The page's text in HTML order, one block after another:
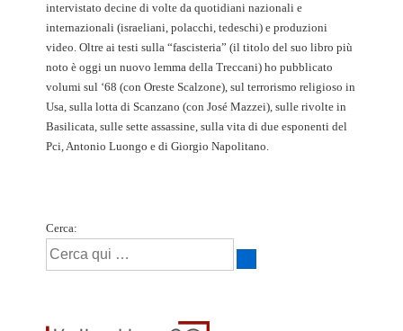
intervistato decine di volte da quotidiani nazionali e
internazionali (israeliani, polacchi, tedeschi) e produzioni
video. Oltre ai testi sulla “fascisteria” (il titolo del suo libro più
noto è oggi un nuovo lemma della Treccani) ho pubblicato
volumi sul ‘68 (con Oreste Scalzone), sul terrorismo religioso in
Usa, sulla lotta di Scanzano (con José Mazzei), sulle rivolte in
Basilicata, sulle sette assassine, sulla vita di due esponenti del
Pci, Antonio Luongo e di Giorgio Napolitano.
Cerca: